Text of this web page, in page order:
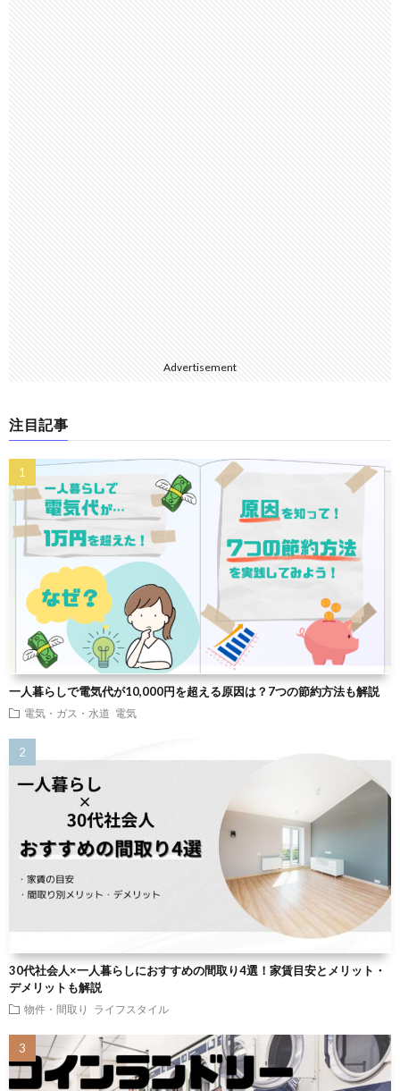
Advertisement
注目記事
一人暮らしで電気代が10,000円を超える原因は？7つの節約方法も解説
電気・ガス・水道 電気
30代社会人×一人暮らしにおすすめの間取り4選！家賃目安とメリット・
デメリットも解説
物件・間取り ライフスタイル